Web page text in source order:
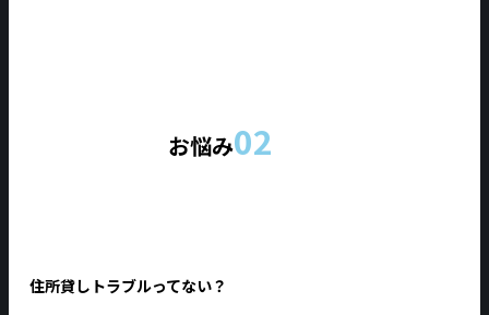
お悩み02
住所貸しトラブルってない？